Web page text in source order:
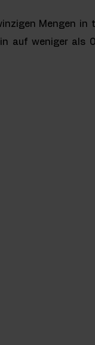
Mengen in
auf weniger als